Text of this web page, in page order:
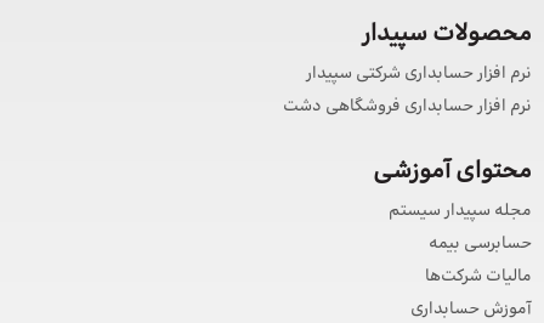
محصولات سپیدار
نرم افزار حسابداری شرکتی سپیدار
نرم افزار حسابداری فروشگاهی دشت
محتوای آموزشی
مجله سپیدار سیستم
حسابرسی بیمه
مالیات شرکت‌ها
آموزش حسابداری